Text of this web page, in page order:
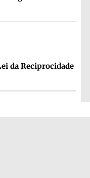
da Reciprocidade